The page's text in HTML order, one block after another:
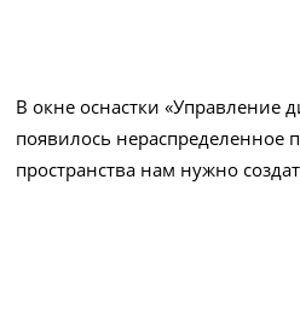
В окне оснастки «Управление
появилось нераспределенное
пространства нам нужно